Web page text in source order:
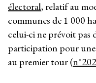
électoral, relatif au
communes de 1 000
celui-ci ne prévoit pas
participation pour une
au premier tour (